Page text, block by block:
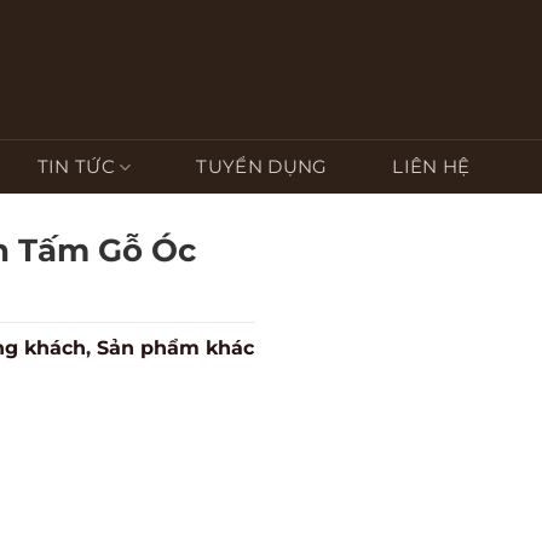
TIN TỨC TUYỂN DỤNG LIÊN HỆ
Tấm Gỗ Óc
khách, Sản phẩm khác